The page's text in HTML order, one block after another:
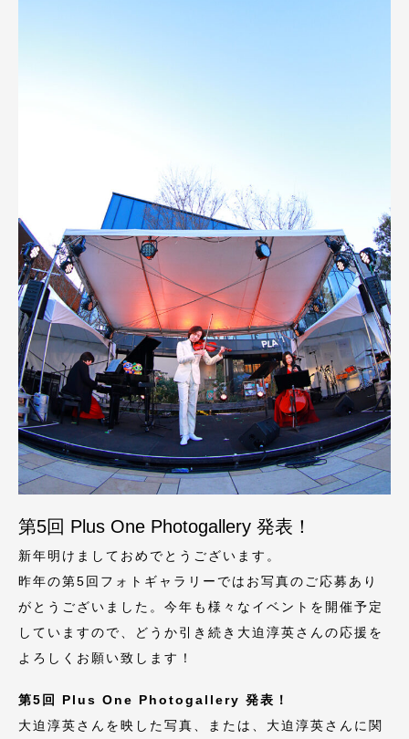
第5回 Plus One Photogallery 発表！
新年明けましておめでとうございます。
昨年の第5回フォトギャラリーではお写真のご応募あり
がとうございました。今年も様々なイベントを開催予定
していますので、どうか引き続き大迫淳英さんの応援を
よろしくお願い致します！
第5回 Plus One Photogallery 発表！
大迫淳英さんを映した写真、または、大迫淳英さんに関